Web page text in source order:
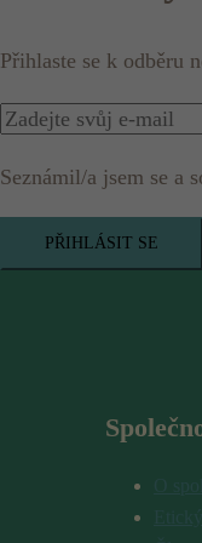
Přihlaste se k odběru
Seznámil/a jsem se a
PŘIHLÁSIT SE